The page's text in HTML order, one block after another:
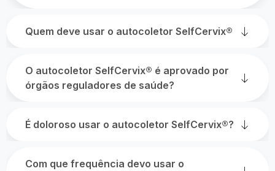
Quem deve usar o autocoletor SelfCervix®
O autocoletor SelfCervix® é aprovado por
órgãos reguladores de saúde?
É doloroso usar o autocoletor SelfCervix®?
Com que frequência devo usar o